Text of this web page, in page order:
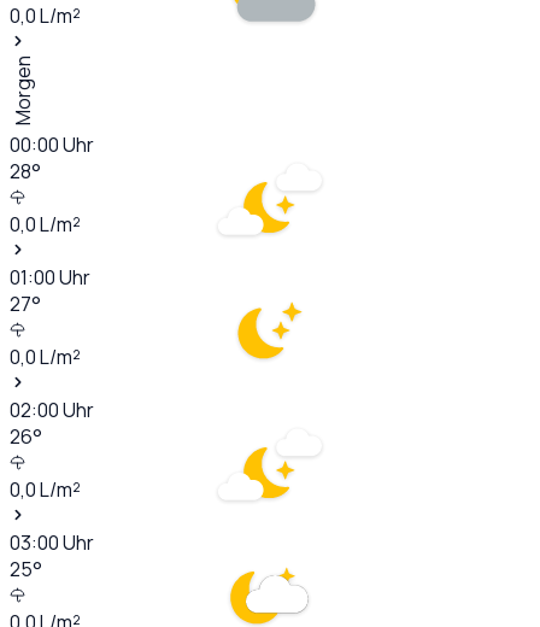
0,0L/m²
Morgen
00:00Uhr
28°
0,0L/m²
01:00Uhr
27°
0,0L/m²
02:00Uhr
26°
0,0L/m²
03:00Uhr
25°